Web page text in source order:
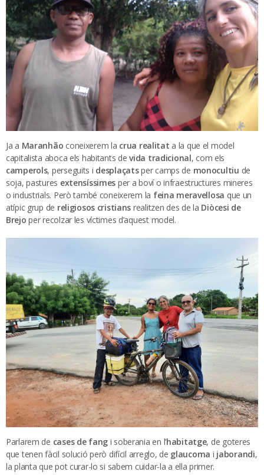
Ja a Maranhão coneixerem la crua realitat a la que el model
capitalista aboca els habitants de vida tradicional, com els
camperols, perseguits i desplaçatsper camps de monocultiu de
soja, pastures extensíssimes per a boví o infraestructures mineres
o industrials. Però també coneixerem la feina meravellosa que un
atípic grup de religiosos cristians realitzen des de la Diòcesi de
Brejo per recolzar les víctimes d’aquest model.
Parlarem de cases de fang i soberania en l’habitatge, de goteres
que tenen fàcil solució però difícil arreglo, de glaucoma i jaborandi,
la planta que pot curar-lo si sabem cuidar-la a ella primer.